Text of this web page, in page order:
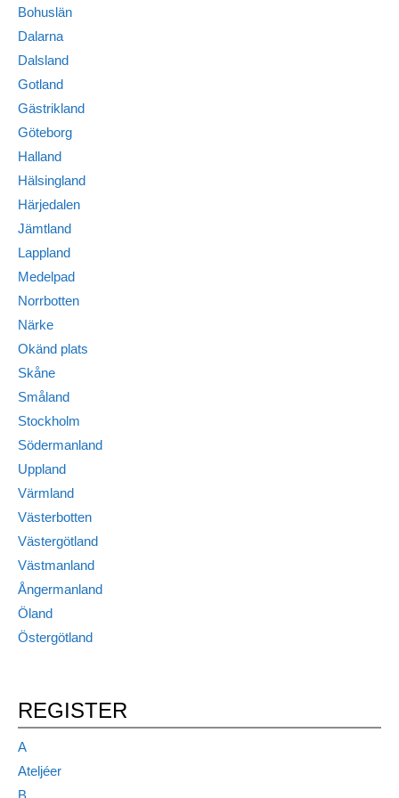
Bohuslän
Dalarna
Dalsland
Gotland
Gästrikland
Göteborg
Halland
Hälsingland
Härjedalen
Jämtland
Lappland
Medelpad
Norrbotten
Närke
Okänd plats
Skåne
Småland
Stockholm
Södermanland
Uppland
Värmland
Västerbotten
Västergötland
Västmanland
Ångermanland
Öland
Östergötland
REGISTER
A
Ateljéer
B